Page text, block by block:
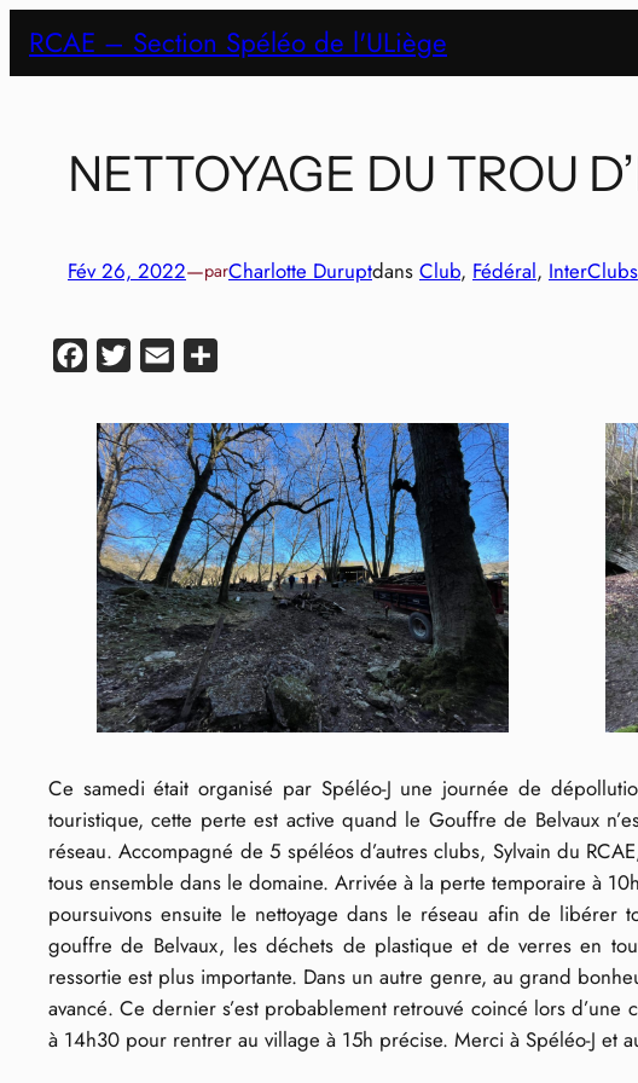
RCAE – Section Spéléo de l'ULiège
NETTOYAGE DU TROU
Fév 26, 2022—parCharlotte Duruptdans Club, Fédéral, InterClubs
Facebook
Twitter Email
Ce samedi était organisé par Spéléo-J une journée de
touristique, cette perte est active quand le Gouffre de Belvaux
réseau. Accompagné de 5 spéléos d’autres clubs, Sylvain du
tous ensemble dans le domaine. Arrivée à la perte temporaire à
poursuivons ensuite le nettoyage dans le réseau afin de libérer
gouffre de Belvaux, les déchets de plastique et de verres en
ressortie est plus importante. Dans un autre genre, au grand
avancé. Ce dernier s’est probablement retrouvé coincé lors
à 14h30 pour rentrer au village à 15h précise. Merci à Spéléo-J et